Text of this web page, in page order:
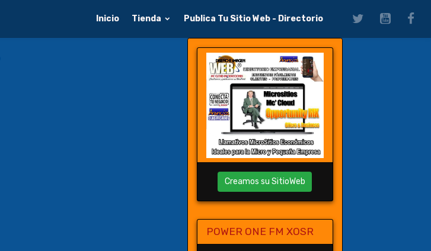
Inicio Tienda Publica Tu Sitio Web - Directorio
Creamos su SitioWeb
POWER ONE FM XOSR